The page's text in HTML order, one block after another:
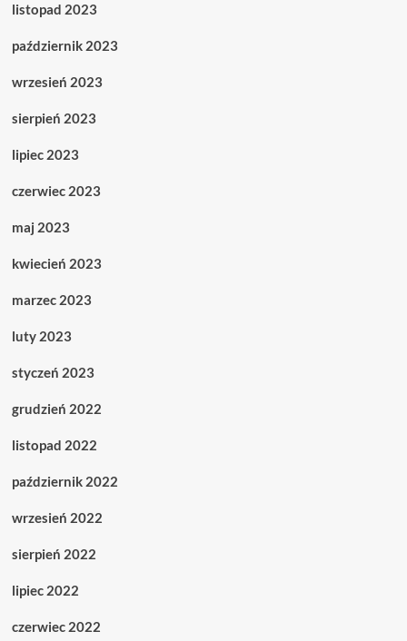
listopad 2023
październik 2023
wrzesień 2023
sierpień 2023
lipiec 2023
czerwiec 2023
maj 2023
kwiecień 2023
marzec 2023
luty 2023
styczeń 2023
grudzień 2022
listopad 2022
październik 2022
wrzesień 2022
sierpień 2022
lipiec 2022
czerwiec 2022